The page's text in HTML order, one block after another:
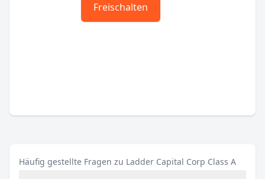
Freischalten
Häufig gestellte Fragen zu Ladder Capital Corp Class A